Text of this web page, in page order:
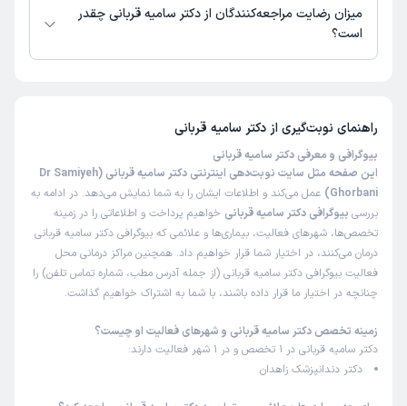
میزان رضایت مراجعه‌کنندگان از دکتر سامیه قربانی چقدر
است؟
راهنمای نوبت‌گیری از دکتر سامیه قربانی
بیوگرافی و معرفی دکتر سامیه قربانی
این صفحه مثل سایت نوبت‌دهی اینترنتی دکتر سامیه قربانی (Dr Samiyeh
Ghorbani)
عمل می‌کند و اطلاعات ایشان را به شما نمایش می‌دهد. در ادامه به
بررسی بیوگرافی دکتر سامیه قربانی خواهیم پرداخت و اطلاعاتی را در زمینه
تخصص‌ها، شهرهای فعالیت، بیماری‌ها و علائمی که بیوگرافی دکتر سامیه قربانی
درمان می‌کنند، در اختیار شما قرار خواهیم داد. همچنین مراکز درمانی محل
فعالیت بیوگرافی دکتر سامیه قربانی (از جمله آدرس مطب، شماره تماس تلفن) را
چنانچه در اختیار ما قرار داده باشند، با شما به اشتراک خواهیم گذاشت.
زمینه تخصص دکتر سامیه قربانی و شهرهای فعالیت او چیست؟
دکتر سامیه قربانی در 1 تخصص و در 1 شهر فعالیت دارند:
دکتر دندانپزشک زاهدان